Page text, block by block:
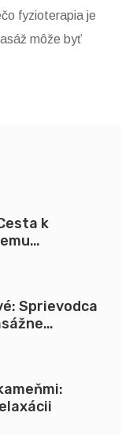
fyzioterapia je
môže byť
k
Sprievodca